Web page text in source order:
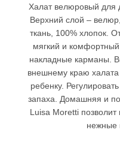
Халат велюровый для
Верхний слой –
ткань, 100% хлопок.
мягкий и
накладные карманы.
внешнему краю
ребенку.
запаха. Домашняя и
Luisa Moretti позволит
нежные